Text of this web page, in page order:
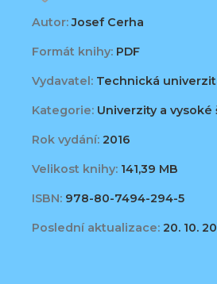
Autor:Josef Cerha
Formát knihy: PDF
Vydavatel: Technická
Kategorie: Univerzity a vysoké
Rok vydání: 2016
Velikost knihy: 141,39 MB
ISBN: 978-80-7494-294-5
Poslední aktualizace: 20. 10.